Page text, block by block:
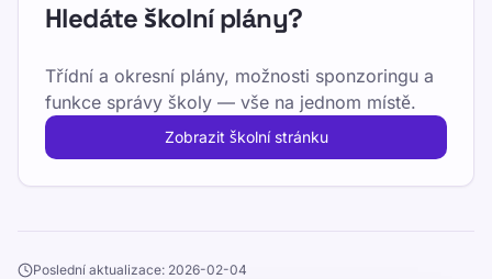
Hledáte školní plány?
Třídní a okresní plány, možnosti sponzoringu a
funkce správy školy — vše na jednom místě.
Zobrazit školní stránku
Poslední aktualizace: 2026-02-04